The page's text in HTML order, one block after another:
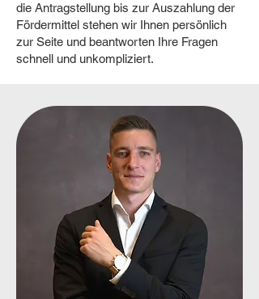
die Antragstellung bis zur Auszahlung der
Fördermittel stehen wir Ihnen persönlich
zur Seite und beantworten Ihre Fragen
schnell und unkompliziert.